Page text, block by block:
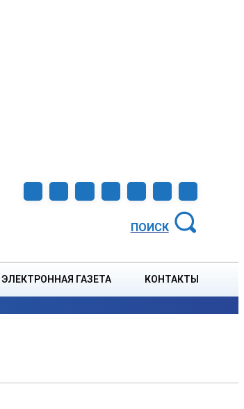
ПОИСК
ЭЛЕКТРОННАЯ ГАЗЕТА КОНТАКТЫ